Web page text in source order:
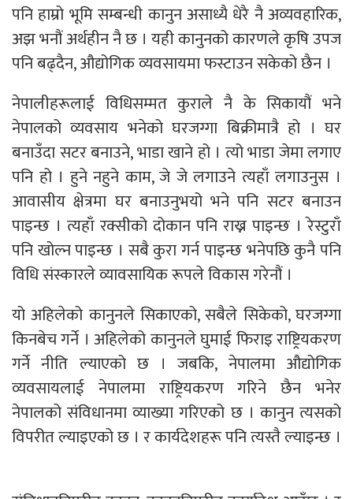
पनि हाम्रो भूमि सम्बन्धी कानुन असाध्यै धेरै नै अव्यवहारिक,
अझ भनौं अर्थहीन नै छ । यही कानुनको कारणले कृषि उपज
पनि बढ्दैन, औद्योगिक व्यवसायमा फस्टाउन सकेको छैन ।
नेपालीहरूलाई विधिसम्मत कुराले नै के सिकायौं भने
नेपालको व्यवसाय भनेको घरजग्गा बिक्रीमात्रै हो । घर
बनाउँदा सटर बनाउने, भाडा खाने हो । त्यो भाडा जेमा लगाए
पनि हो । हुने नहुने काम, जे जे लगाउने त्यहाँ लगाउनुस ।
आवासीय क्षेत्रमा घर बनाउनुभयो भने पनि सटर बनाउन
पाइन्छ । त्यहाँ रक्सीको दोकान पनि राख्न पाइन्छ । रेस्टुराँ
पनि खोल्न पाइन्छ । सबै कुरा गर्न पाइन्छ भनेपछि कुनै पनि
विधि संस्कारले व्यावसायिक रूपले विकास गरेनौं ।
यो अहिलेको कानुनले सिकाएको, सबैले सिकेको, घरजग्गा
किनबेच गर्ने । अहिलेको कानुनले घुमाई फिराइ राष्ट्रियकरण
गर्ने नीति ल्याएको छ । जबकि, नेपालमा औद्योगिक
व्यवसायलाई नेपालमा राष्ट्रियकरण गरिने छैन भनेर
नेपालको संविधानमा व्याख्या गरिएको छ । कानुन त्यसको
विपरीत ल्याइएको छ । र कार्यदेशहरू पनि त्यस्तै ल्याइन्छ ।